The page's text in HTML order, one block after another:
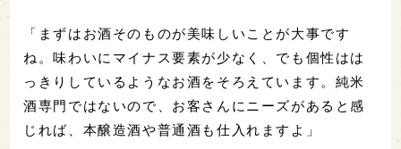
「まずはお酒そのものが美味しいことが大事です
ね。味わいにマイナス要素が少なく、でも個性はは
っきりしているようなお酒をそろえています。純米
酒専門ではないので、お客さんにニーズがあると感
じれば、本醸造酒や普通酒も仕入れますよ」